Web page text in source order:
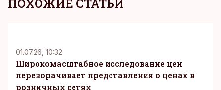
ПОХОЖИЕ СТАТЬИ
01.07.26, 10:32
Широкомасштабное исследование цен
переворачивает представления о ценах в
розничных сетях